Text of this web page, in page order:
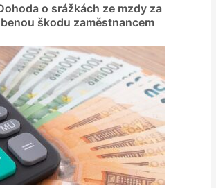
o srážkách ze mzdy za
škodu zaměstnancem